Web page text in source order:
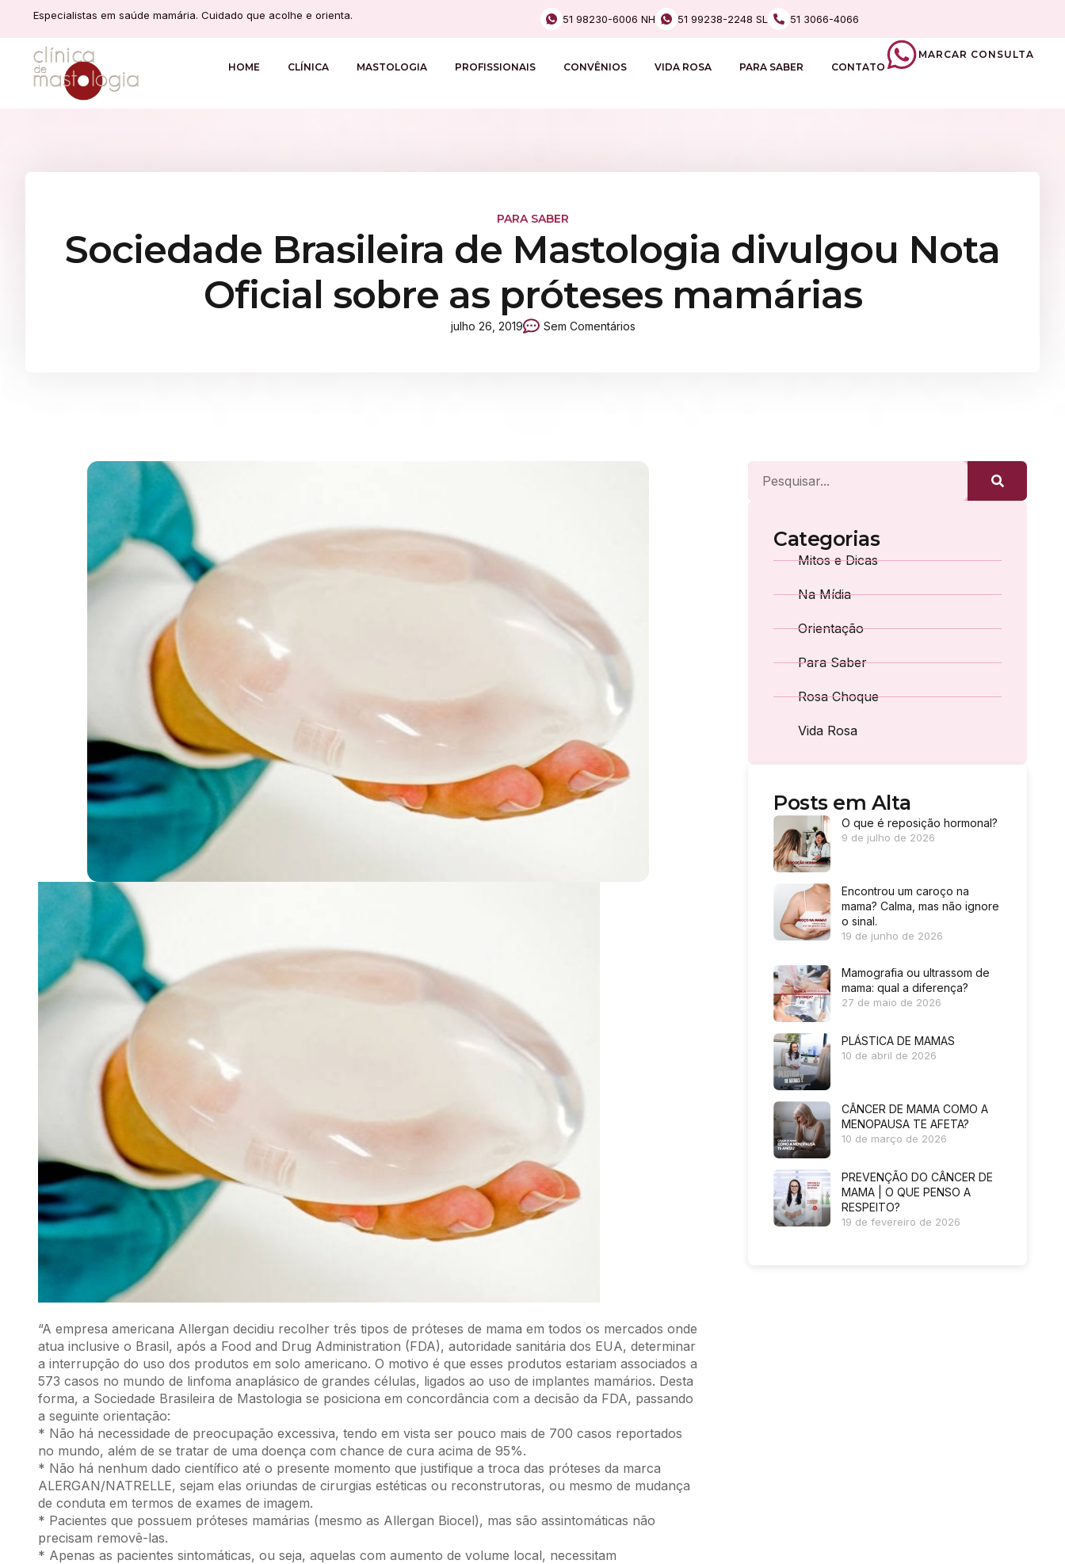
Especialistas em saúde mamária. Cuidado que acolhe e orienta. 51 98230-6006 NH 51 99238-2248 SL 51 3066-4066
HOME CLÍNICA MASTOLOGIA PROFISSIONAIS CONVÊNIOS VIDA ROSA PARA SABER CONTATO
MARCAR CONSULTA
PARA SABER
Sociedade Brasileira de Mastologia divulgou Nota
Oficial sobre as próteses mamárias
julho 26, 2019 Sem Comentários
“A empresa americana Allergan decidiu recolher três tipos de próteses de mama em todos os mercados onde
atua inclusive o Brasil, após a Food and Drug Administration (FDA), autoridade sanitária dos EUA, determinar
a interrupção do uso dos produtos em solo americano. O motivo é que esses produtos estariam associados a
573 casos no mundo de linfoma anaplásico de grandes células, ligados ao uso de implantes mamários. Desta
forma, a Sociedade Brasileira de Mastologia se posiciona em concordância com a decisão da FDA, passando
a seguinte orientação:
* Não há necessidade de preocupação excessiva, tendo em vista ser pouco mais de 700 casos reportados
no mundo, além de se tratar de uma doença com chance de cura acima de 95%.
* Não há nenhum dado científico até o presente momento que justifique a troca das próteses da marca
ALERGAN/NATRELLE, sejam elas oriundas de cirurgias estéticas ou reconstrutoras, ou mesmo de mudança
de conduta em termos de exames de imagem.
* Pacientes que possuem próteses mamárias (mesmo as Allergan Biocel), mas são assintomáticas não
precisam removê-las.
* Apenas as pacientes sintomáticas, ou seja, aquelas com aumento de volume local, necessitam
Categorias
Mitos e Dicas
Na Mídia
Orientação
Para Saber
Rosa Choque
Vida Rosa
Posts em Alta
O que é reposição hormonal?
9 de julho de 2026
Encontrou um caroço na
mama? Calma, mas não ignore
o sinal.
19 de junho de 2026
Mamografia ou ultrassom de
mama: qual a diferença?
27 de maio de 2026
PLÁSTICA DE MAMAS
10 de abril de 2026
CÂNCER DE MAMA COMO A
MENOPAUSA TE AFETA?
10 de março de 2026
PREVENÇÃO DO CÂNCER DE
MAMA | O QUE PENSO A
RESPEITO?
19 de fevereiro de 2026